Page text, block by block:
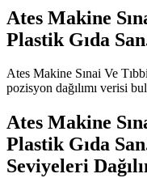
Ates Makine
Plastik Gıda
Ates Makine Sınai Ve
pozisyon dağılımı verisi
Ates Makine
Plastik Gıda
Seviyeleri